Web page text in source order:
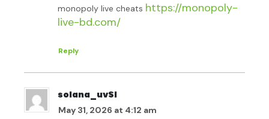
monopoly live cheats https://monopoly-
live-bd.com/
Reply
solana_uvSl
May 31, 2026 at 4:12 am